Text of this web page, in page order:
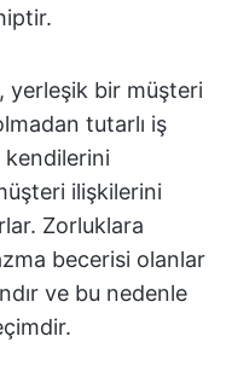
yerleşik bir müşteri
tutarlı iş
kendilerini
ilişkilerini
Zorluklara
becerisi olanlar
ve bu nedenle